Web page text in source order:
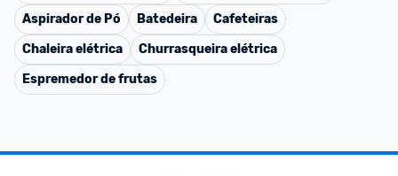
Aspirador de Pó
Batedeira
Cafeteiras
Chaleira elétrica
Churrasqueira elétrica
Espremedor de frutas